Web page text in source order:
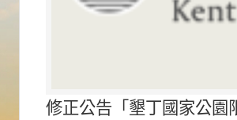
修正公告「墾丁國家公園